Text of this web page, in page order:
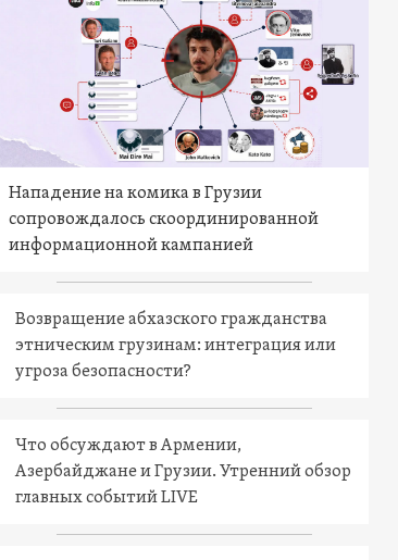
Нападение на комика в Грузии
сопровождалось скоординированной
информационной кампанией
Возвращение абхазского гражданства
этническим грузинам: интеграция или
угроза безопасности?
Что обсуждают в Армении,
Азербайджане и Грузии. Утренний обзор
главных событий LIVE